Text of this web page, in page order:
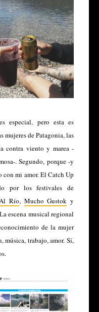
especial, pero esta es
mujeres de Patagonia, las
contra viento y marea -
. Segundo, porque -y
con mi amor. El Catch Up
por los festivales de
Río, Mucho Gustok y
escena musical regional
de la mujer
música, trabajo, amor. Sí,